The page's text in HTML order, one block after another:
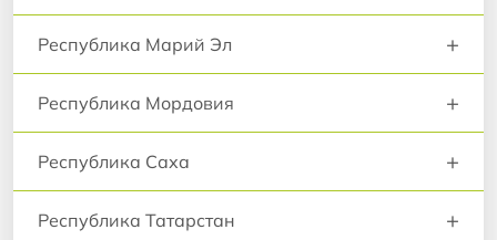
Республика Марий Эл +
Республика Мордовия +
Республика Саха +
Республика Татарстан +